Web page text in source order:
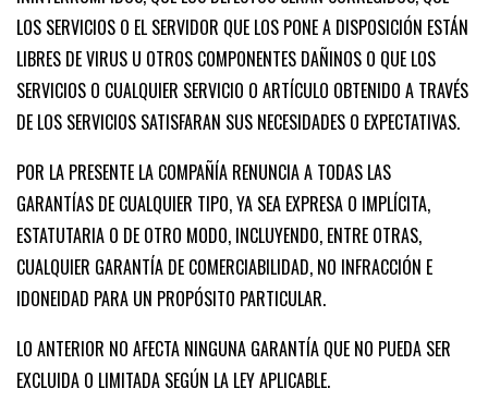
LOS SERVICIOS O EL SERVIDOR QUE LOS PONE A DISPOSICIÓN ESTÁN
LIBRES DE VIRUS U OTROS COMPONENTES DAÑINOS O QUE LOS
SERVICIOS O CUALQUIER SERVICIO O ARTÍCULO OBTENIDO A TRAVÉS
DE LOS SERVICIOS SATISFARAN SUS NECESIDADES O EXPECTATIVAS.
POR LA PRESENTE LA COMPAÑÍA RENUNCIA A TODAS LAS
GARANTÍAS DE CUALQUIER TIPO, YA SEA EXPRESA O IMPLÍCITA,
ESTATUTARIA O DE OTRO MODO, INCLUYENDO, ENTRE OTRAS,
CUALQUIER GARANTÍA DE COMERCIABILIDAD, NO INFRACCIÓN E
IDONEIDAD PARA UN PROPÓSITO PARTICULAR.
LO ANTERIOR NO AFECTA NINGUNA GARANTÍA QUE NO PUEDA SER
EXCLUIDA O LIMITADA SEGÚN LA LEY APLICABLE.